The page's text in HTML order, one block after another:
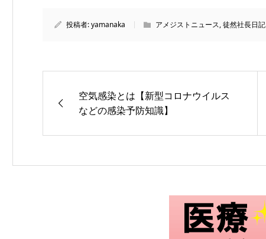
投稿者:yamanaka アメジストニュース,徒然社長日記
空気感染とは【新型コロナウイルス
などの感染予防知識】